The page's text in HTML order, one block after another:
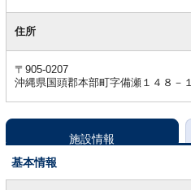
住所
〒905-0207
沖縄県国頭郡本部町字備瀬１４８－１
施設情報
基本情報